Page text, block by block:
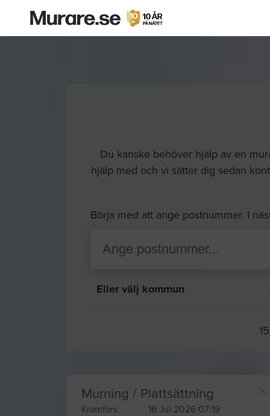
Du kanske behöver hjälp av en
hjälp med och vi sätter dig sedan
Börja med att ange postnummer. I
Eller välj kommun
Murning / Plattsättning
Kramfors 16 Jul 2026 07:19